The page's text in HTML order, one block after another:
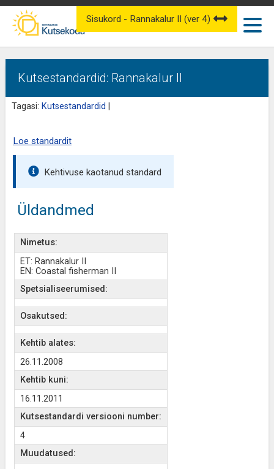
Kutsestandardid: Rannakalur II
Tagasi: Kutsestandardid
Sisukord - Rannakalur II (ver 4)
Loe standardit
Kehtivuse kaotanud standard
Üldandmed
Nimetus:
ET: Rannakalur II
EN: Coastal fisherman II
Spetsialiseerumised:
Osakutsed:
Kehtib alates:
26.11.2008
Kehtib kuni:
16.11.2011
Kutsestandardi versiooni number:
4
Muudatused: